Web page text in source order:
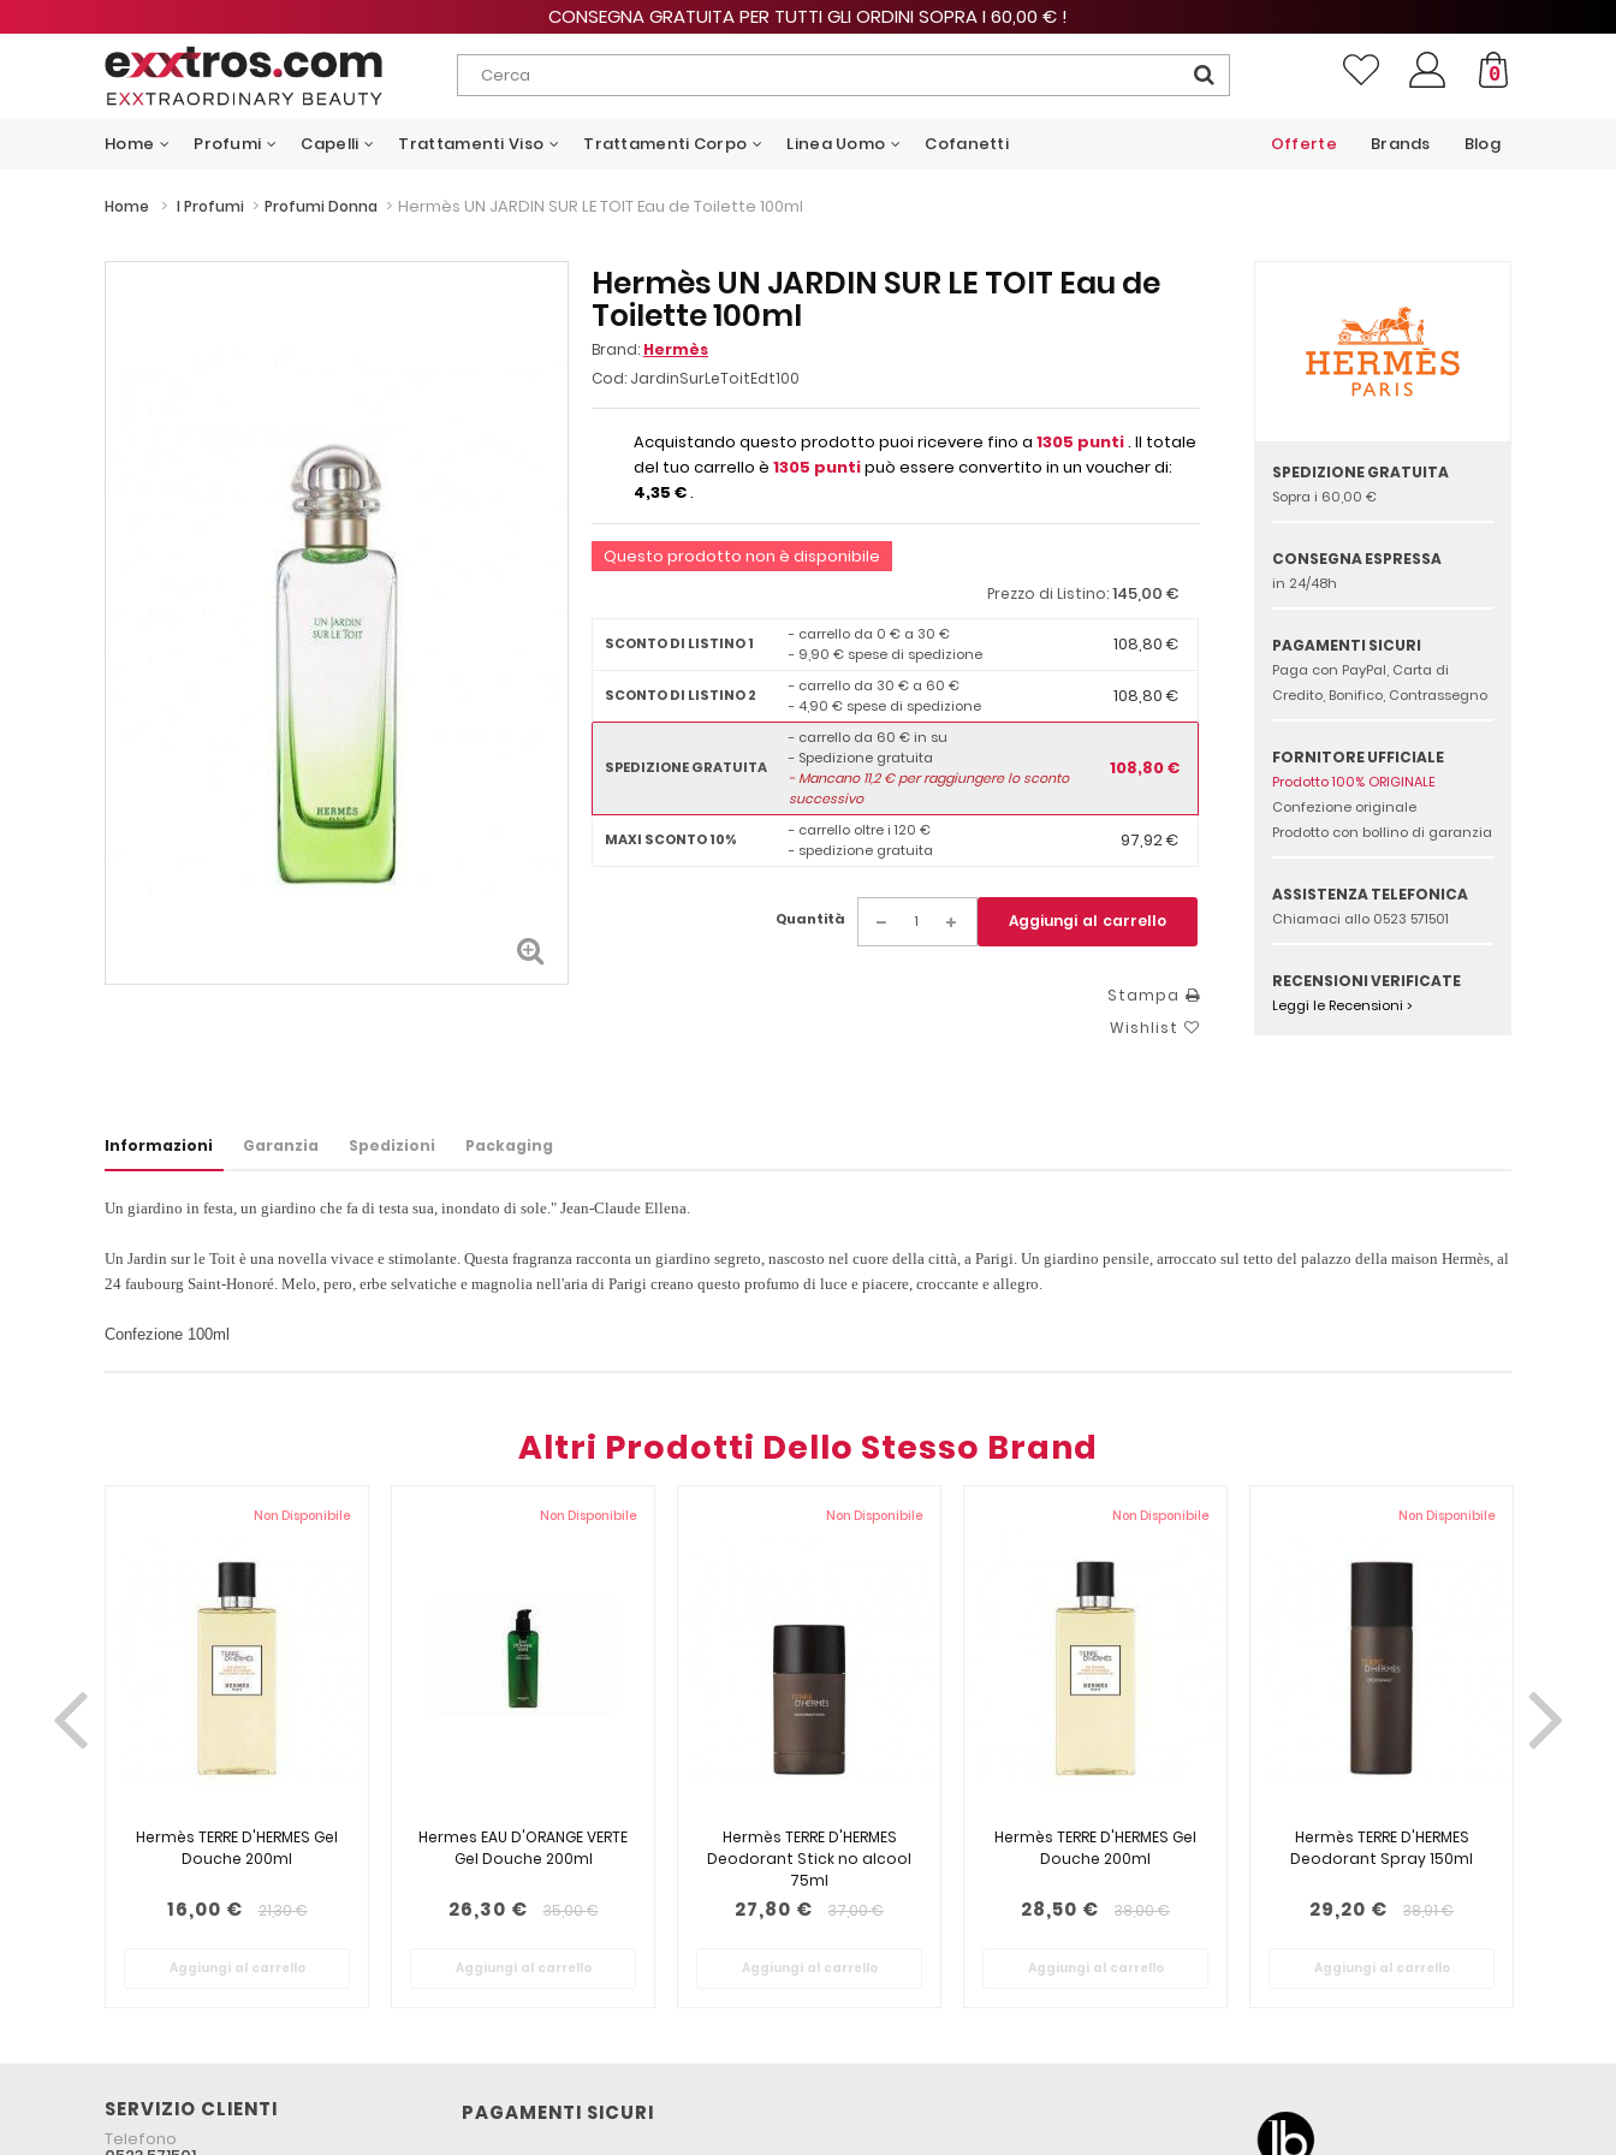
CONSEGNA GRATUITA PER TUTTI GLI ORDINI SOPRA I 60,00 € !
0
Home Profumi Capelli Trattamenti Viso Trattamenti Corpo Linea Uomo Cofanetti Blog
Brands
Offerte
Home > I Profumi > Profumi Donna > Hermès UN JARDIN SUR LE TOIT Eau de Toilette 100ml
Hermès UN JARDIN SUR LE TOIT Eau de
Toilette 100ml
Brand: Hermès
Cod: JardinSurLeToitEdt100
Acquistando questo prodotto puoi ricevere fino a 1305 punti. Il totale
del tuo carrello è 1305 puntipuò essere convertito in un voucher di:
4,35 €.
Questo prodotto non è disponibile
Prezzo di Listino:145,00 €
SCONTO DI LISTINO 1
- carrello da 0 € a 30 €
- 9,90 € spese di spedizione
108,80 €
SCONTO DI LISTINO 2
- carrello da 30 € a 60 €
- 4,90 € spese di spedizione
108,80 €
SPEDIZIONE GRATUITA
- carrello da 60 € in su
- Spedizione gratuita
-Mancano11,2€ per raggiungere lo sconto
successivo
108,80 €
MAXI SCONTO 10%
- carrello oltre i 120 €
- spedizione gratuita
97,92 €
Quantità Aggiungi al carrello
Stampa
Wishlist
SPEDIZIONE GRATUITA
Sopra i 60,00 €
CONSEGNA ESPRESSA
in 24/48h
PAGAMENTI SICURI
Paga con PayPal, Carta di
Credito, Bonifico, Contrassegno
FORNITORE UFFICIALE
Prodotto 100% ORIGINALE
Confezione originale
Prodotto con bollino di garanzia
ASSISTENZA TELEFONICA
Chiamaci allo 0523 571501
RECENSIONI VERIFICATE
Leggi le Recensioni >
Informazioni Garanzia Spedizioni Packaging
Un giardino in festa, un giardino che fa di testa sua, inondato di sole." Jean-Claude Ellena.
Un Jardin sur le Toit è una novella vivace e stimolante. Questa fragranza racconta un giardino segreto, nascosto nel cuore della città, a Parigi. Un giardino pensile, arroccato sul tetto del palazzo della maison Hermès, al
24 faubourg Saint-Honoré. Melo, pero, erbe selvatiche e magnolia nell'aria di Parigi creano questo profumo di luce e piacere, croccante e allegro.
Confezione 100ml
Altri Prodotti Dello Stesso Brand
Non Disponibile
Hermès TERRE D'HERMES Gel
Douche 200ml
16,00 € 21,30 €
Aggiungi al carrello
Non Disponibile
Hermes EAU D'ORANGE VERTE
Gel Douche 200ml
26,30 € 35,00 €
Aggiungi al carrello
Non Disponibile
Hermès TERRE D'HERMES
Deodorant Stick no alcool
75ml
27,80 € 37,00 €
Aggiungi al carrello
Non Disponibile
Hermès TERRE D'HERMES Gel
Douche 200ml
28,50 € 38,00 €
Aggiungi al carrello
Non Disponibile
Hermès TERRE D'HERMES
Deodorant Spray 150ml
29,20 € 38,91 €
Aggiungi al carrello
SERVIZIO CLIENTI
Telefono
PAGAMENTI SICURI